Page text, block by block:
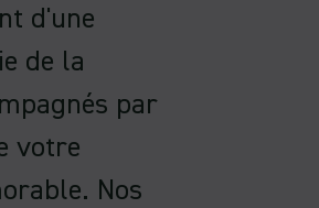
d'une
de la
par
votre
Nos